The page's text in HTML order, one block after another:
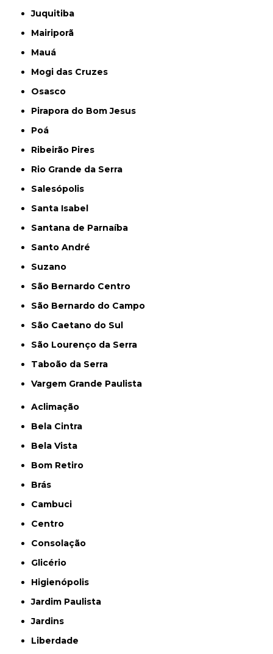
Juquitiba
Mairiporã
Mauá
Mogi das Cruzes
Osasco
Pirapora do Bom Jesus
Poá
Ribeirão Pires
Rio Grande da Serra
Salesópolis
Santa Isabel
Santana de Parnaíba
Santo André
Suzano
São Bernardo Centro
São Bernardo do Campo
São Caetano do Sul
São Lourenço da Serra
Taboão da Serra
Vargem Grande Paulista
Aclimação
Bela Cintra
Bela Vista
Bom Retiro
Brás
Cambuci
Centro
Consolação
Glicério
Higienópolis
Jardim Paulista
Jardins
Liberdade